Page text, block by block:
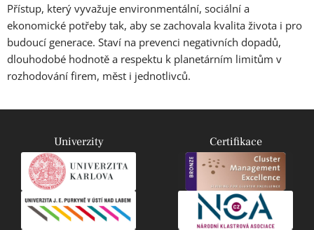
Přístup, který vyvažuje environmentální, sociální a
ekonomické potřeby tak, aby se zachovala kvalita života i pro
budoucí generace. Staví na prevenci negativních dopadů,
dlouhodobé hodnotě a respektu k planetárním limitům v
rozhodování firem, měst i jednotlivců.
Univerzity Certifikace